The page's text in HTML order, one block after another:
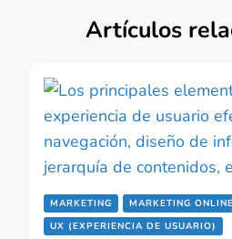
Artículos
MARKETING MARKETING ONLINE
UX (EXPERIENCIA DE USUARIO)